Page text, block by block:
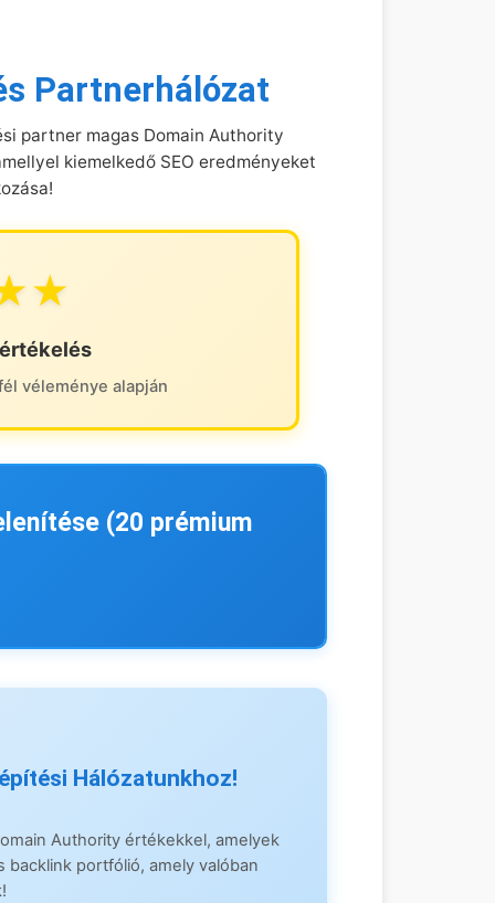
Partnerhálózat
partner magas Domain Authority
kiemelkedő SEO eredményeket
véleménye alapján
(20 prémium
Blog DR 82
Hálózatunkhoz!
Authority értékekkel, amelyek
backlink portfólió, amely valóban